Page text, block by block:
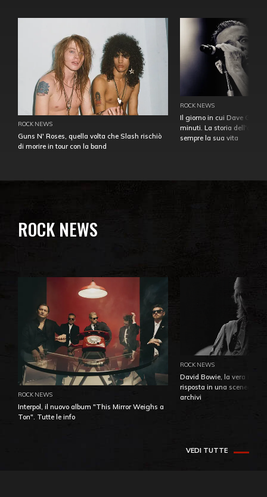
ROCK NEWS
Guns N' Roses, quella volta che Slash rischiò
di morire in tour con la band
ROCK NEWS
Il giorno in cui Dave
minuti. La storia
sempre la sua vita
ROCK NEWS
ROCK NEWS
Interpol, il nuovo album "This Mirror Weighs a
Ton". Tutte le info
ROCK NEWS
David Bowie, la vera
risposta in una
archivi
VEDI TUTTE